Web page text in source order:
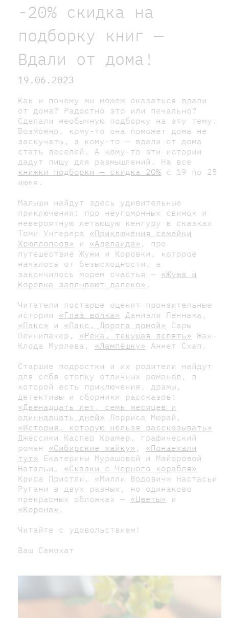
-20% скидка на
подборку книг —
Вдали от дома!
19.06.2023
Как и почему мы можем оказаться вдали
от дома? Радостно это или печально?
Сделали необычную подборку на эту тему.
Возможно, кому-то она поможет дома не
заскучать, а кому-то — вдали от дома
стать веселей. А кому-то эти истории
дадут пищу для размышлений. На все
книжки подборки — скидка 20% с 19 по 25
июня.
Малыши найдут здесь удивительные
приключения: про неугомонных свинок и
невероятную летающую кенгуру в сказках
Томи Унгерера «Приключения семейки
Хрюллопсов» и «Аделаида» , про
путешествие Жужи и Коровки, которое
началось от безысходности, а
закончилось морем счастья — «Жужа и
Коровка заплывают далеко» .
Читатели постарше оценят пронзительные
истории «Глаз волка» Даниэля Пеннака,
«Пакс» и «Пакс. Дорога домой» Сары
Пеннипакер, «Река, текущая вспять» Жан-
Клода Мурлева, «Лампёшку» Аннет Схап.
Старшие подростки и их родители найдут
для себя стопку отличных романов, в
которой есть приключения, драмы,
детективы и сборники рассказов:
«Двенадцать лет, семь месяцев и
одиннадцать дней» Лорриса Мюрай,
«История, которую нельзя рассказывать»
Джессики Каспер Крамер, графический
роман «Сибирские хайку» , «Понаехали
тут» Екатерины Мурашовой и Майоровой
Натальи, «Сказки с Черного корабля»
Криса Пристли, «Милли Водович» Настасьи
Ругани в двух разных, но одинаково
прекрасных обложках — «Цветы» и
«Корона» .
Читайте с удовольствием!
Ваш Самокат